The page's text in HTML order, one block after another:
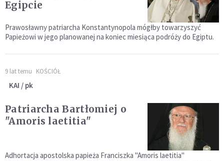
Egipcie
Prawosławny patriarcha Konstantynopola mógłby towarzyszyć
Papieżowi w jego planowanej na koniec miesiąca podróży do Egiptu.
9 lat temu KOŚCIÓŁ
KAI / pk
Patriarcha Bartłomiej o
"Amoris laetitia"
Adhortacja apostolska papieża Franciszka "Amoris laetitia"